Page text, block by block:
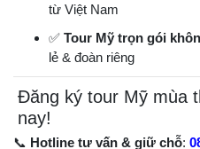
từ Việt Nam
✅ Tour Mỹ trọn gói
lẻ & đoàn riêng
Đăng ký tour Mỹ mùa
nay!
📞 Hotline tư vấn & giữ chỗ: